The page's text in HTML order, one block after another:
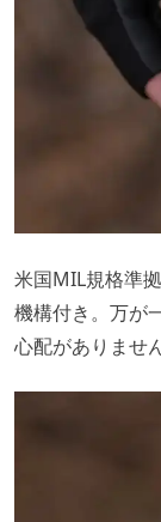
米国MIL規格準
機構付き。万が
心配がありません